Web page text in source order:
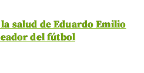
salud de Eduardo Emilio
del fútbol